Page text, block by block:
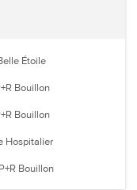
Étoile
Bouillon
Bouillon
Hospitalier
Bouillon